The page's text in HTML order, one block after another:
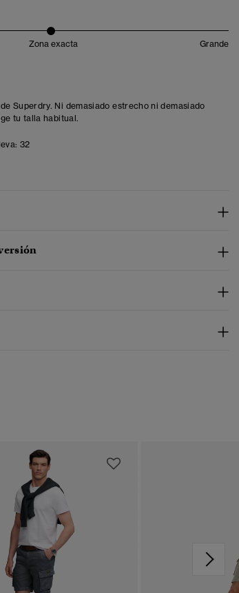
Zona exacta Grande
Superdry. Ni demasiado estrecho ni demasiado
tu talla habitual.
32